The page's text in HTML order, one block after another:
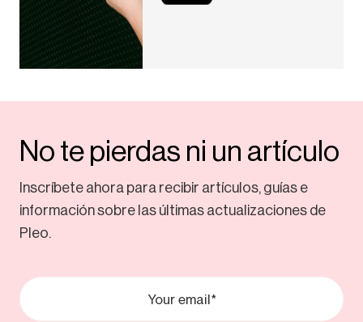
No te pierdas ni un artículo
Inscríbete ahora para recibir artículos, guías e
información sobre las últimas actualizaciones de
Pleo.